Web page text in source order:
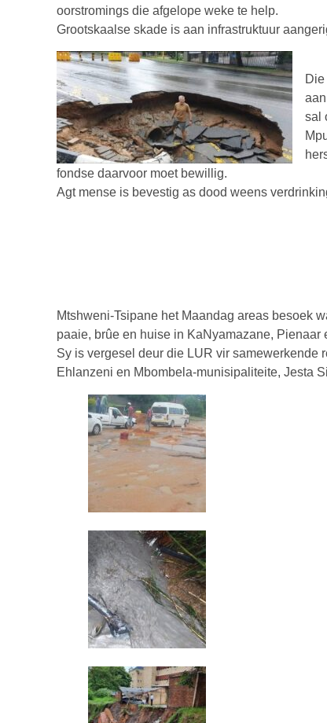
oorstromings die afgelope weke te help.
Grootskaalse skade is aan infrastruktuur
sal
fondse daarvoor moet bewillig.
Agt mense is bevestig as dood weens
Mtshweni-Tsipane het Maandag areas besoek
paaie, brûe en huise in KaNyamazane, Pienaar
Sy is vergesel deur die LUR vir samewerkende
Ehlanzeni en Mbombela-munisipaliteite, Jesta